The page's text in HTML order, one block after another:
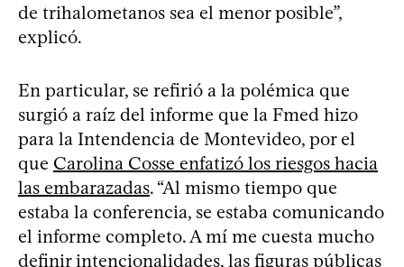
de trihalometanos sea el menor posible”,
explicó.
En particular, se refirió a la polémica que
surgió a raíz del informe que la Fmed hizo
para la Intendencia de Montevideo, por el
que Carolina Cosse enfatizó los riesgos hacia
las embarazadas. “Al mismo tiempo que
estaba la conferencia, se estaba comunicando
el informe completo. A mí me cuesta mucho
definir intencionalidades, las figuras públicas